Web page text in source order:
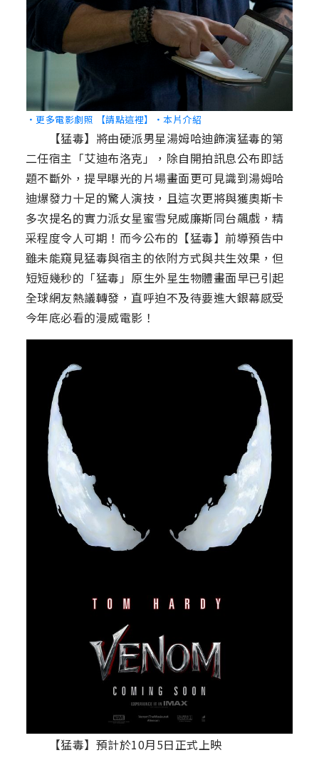
‧更多電影劇照 【請點這裡】 ‧本片介紹
【猛毒】將由硬派男星湯姆哈迪飾演猛毒的第
二任宿主「艾迪布洛克」，除自開拍訊息公布即話
題不斷外，提早曝光的片場畫面更可見識到湯姆哈
迪爆發力十足的驚人演技，且這次更將與獲奧斯卡
多次提名的實力派女星蜜雪兒威廉斯同台飆戲，精
采程度令人可期！而今公布的【猛毒】前導預告中
雖未能窺見猛毒與宿主的依附方式與共生效果，但
短短幾秒的「猛毒」原生外星生物體畫面早已引起
全球網友熱議轉發，直呼迫不及待要進大銀幕感受
今年底必看的漫威電影！
【猛毒】預計於10月5日正式上映